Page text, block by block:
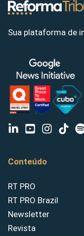
Sua plataforma de
Conteúdo
RT PRO
RT PRO Brazil
Newsletter
Revista